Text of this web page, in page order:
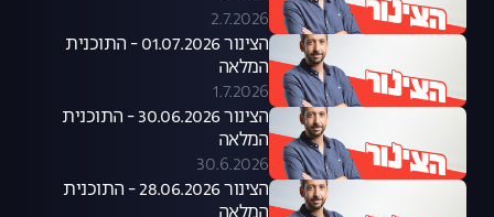
2.7.2026
הצינור 01.07.2026 - התוכנית
המלאה
1.7.2026
הצינור 30.06.2026 - התוכנית
המלאה
30.6.2026
הצינור 28.06.2026 - התוכנית